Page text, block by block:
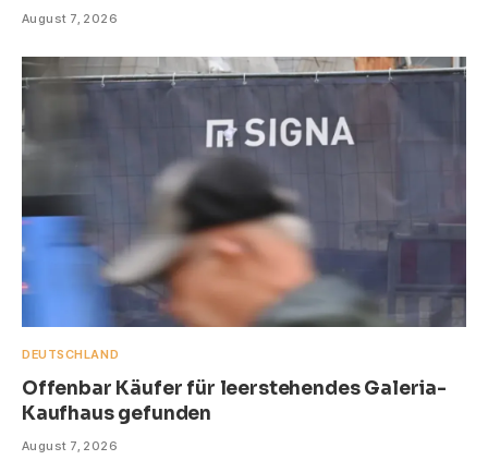
August 7, 2026
DEUTSCHLAND
Offenbar Käufer für leerstehendes Galeria-
Kaufhaus gefunden
August 7, 2026